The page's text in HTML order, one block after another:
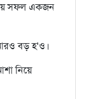
সফল একজন
বড় হ'ও।
নিয়ে